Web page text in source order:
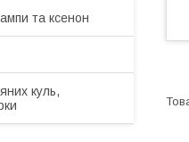
та ксенон
куль,